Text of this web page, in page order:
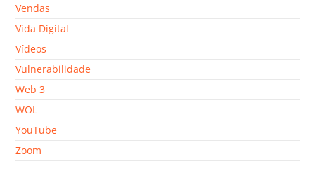
Vendas
Vida Digital
Vídeos
Vulnerabilidade
Web 3
WOL
YouTube
Zoom